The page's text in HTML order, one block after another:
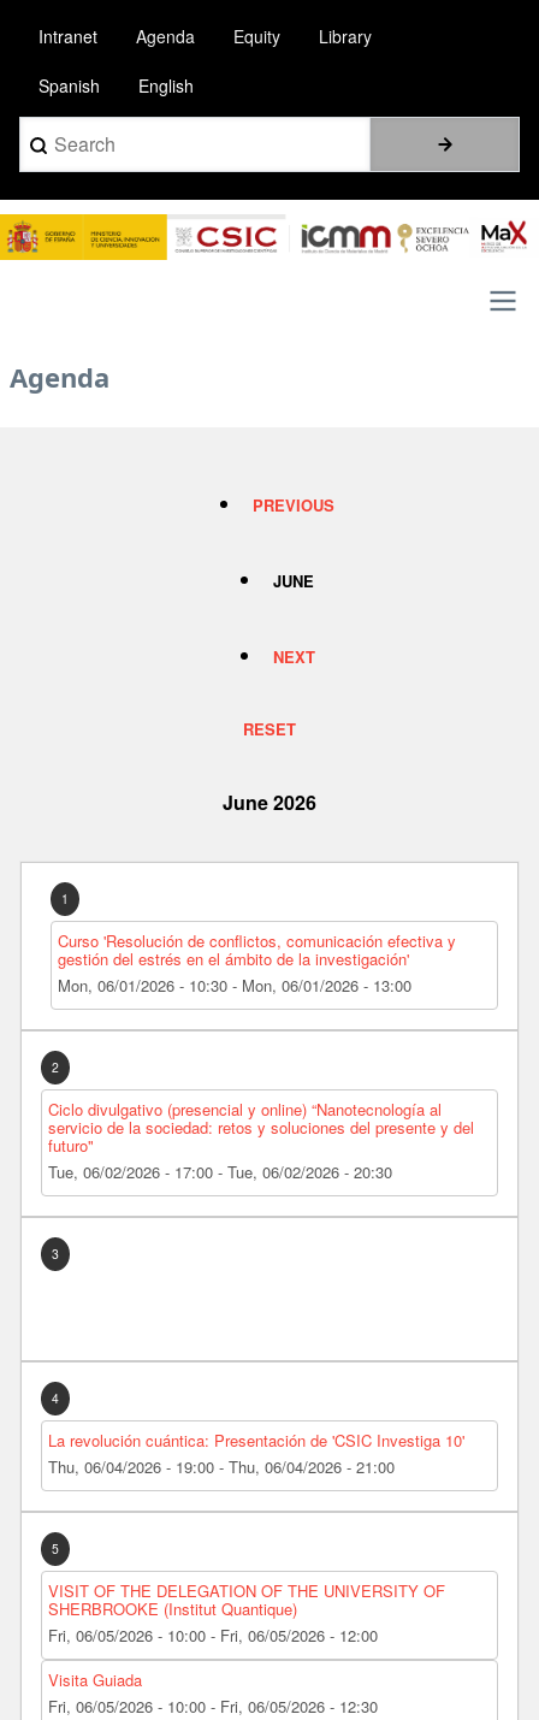
main
content
Intranet Agenda Equity Library
Spanish English
Search
Image
navigation
Agenda
PREVIOUS
JUNE
NEXT
RESET
June 2026
1
Curso 'Resolución de conflictos, comunicación efectiva y
gestión del estrés en el ámbito de la investigación'
Mon, 06/01/2026 - 10:30 - Mon, 06/01/2026 - 13:00
2
Ciclo divulgativo (presencial y online) “Nanotecnología al
servicio de la sociedad: retos y soluciones del presente y del
futuro"
Tue, 06/02/2026 - 17:00 - Tue, 06/02/2026 - 20:30
3
4
La revolución cuántica: Presentación de 'CSIC Investiga 10'
Thu, 06/04/2026 - 19:00 - Thu, 06/04/2026 - 21:00
5
VISIT OF THE DELEGATION OF THE UNIVERSITY OF
SHERBROOKE (Institut Quantique)
Fri, 06/05/2026 - 10:00 - Fri, 06/05/2026 - 12:00
Visita Guiada
Fri, 06/05/2026 - 10:00 - Fri, 06/05/2026 - 12:30